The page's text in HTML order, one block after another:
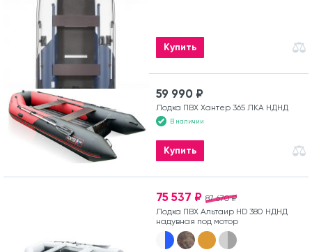
Купить
59 990 ₽
Лодка ПВХ Хантер 365 ЛКА НДНД
В наличии
Купить
87 670 ₽
75 537 ₽
Лодка ПВХ Альтаир HD 380 НДНД
надувная под мотор